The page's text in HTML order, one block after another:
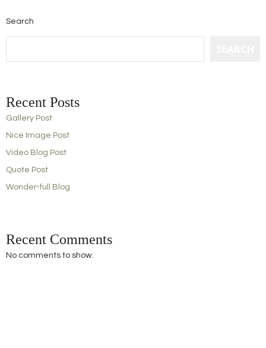
Search
Recent Posts
Gallery Post
Nice Image Post
Video Blog Post
Quote Post
Wonder-full Blog
Recent Comments
No comments to show.